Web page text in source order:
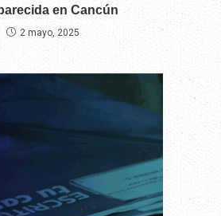
en Cancún
2 mayo, 2025